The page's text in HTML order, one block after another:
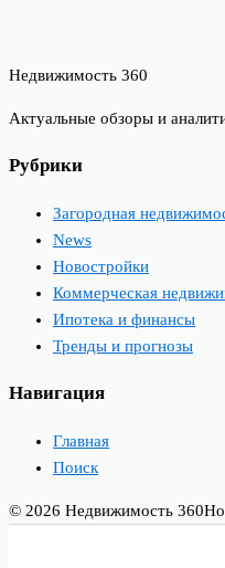
Недвижимость 360
Актуальные обзоры и
Рубрики
Загородная
News
Новостройки
Коммерческая
Ипотека и финансы
Тренды и прогнозы
Навигация
Главная
Поиск
© 2026 Недвижимость 360